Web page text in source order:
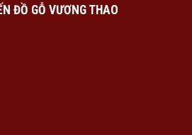
ĐỒ GỖ VƯƠNG THAO